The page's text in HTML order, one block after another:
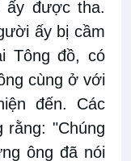
được tha.
ấy bị cầm
Tông đồ, có
cùng ở với
đến. Các
rằng: "Chúng
ông đã nói